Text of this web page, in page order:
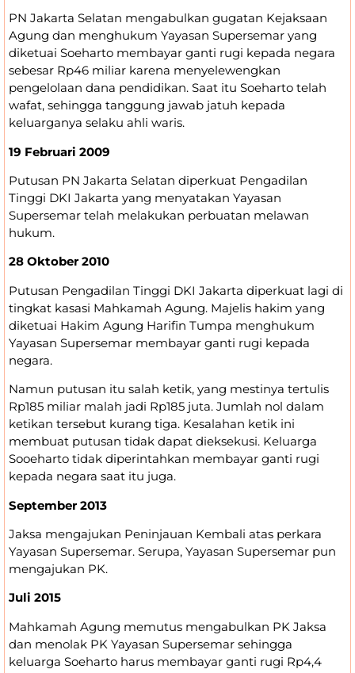
PN Jakarta Selatan mengabulkan gugatan Kejaksaan
Agung dan menghukum Yayasan Supersemar yang
diketuai Soeharto membayar ganti rugi kepada negara
sebesar Rp46 miliar karena menyelewengkan
pengelolaan dana pendidikan. Saat itu Soeharto telah
wafat, sehingga tanggung jawab jatuh kepada
keluarganya selaku ahli waris.
19 Februari 2009
Putusan PN Jakarta Selatan diperkuat Pengadilan
Tinggi DKI Jakarta yang menyatakan Yayasan
Supersemar telah melakukan perbuatan melawan
hukum.
28 Oktober 2010
Putusan Pengadilan Tinggi DKI Jakarta diperkuat lagi di
tingkat kasasi Mahkamah Agung. Majelis hakim yang
diketuai Hakim Agung Harifin Tumpa menghukum
Yayasan Supersemar membayar ganti rugi kepada
negara.
Namun putusan itu salah ketik, yang mestinya tertulis
Rp185 miliar malah jadi Rp185 juta. Jumlah nol dalam
ketikan tersebut kurang tiga. Kesalahan ketik ini
membuat putusan tidak dapat dieksekusi. Keluarga
Sooeharto tidak diperintahkan membayar ganti rugi
kepada negara saat itu juga.
September 2013
Jaksa mengajukan Peninjauan Kembali atas perkara
Yayasan Supersemar. Serupa, Yayasan Supersemar pun
mengajukan PK.
Juli 2015
Mahkamah Agung memutus mengabulkan PK Jaksa
dan menolak PK Yayasan Supersemar sehingga
keluarga Soeharto harus membayar ganti rugi Rp4,4